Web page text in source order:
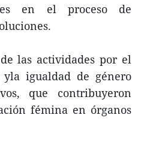
en el proceso de
las actividades por el
igualdad de género
que contribuyeron
fémina en órganos